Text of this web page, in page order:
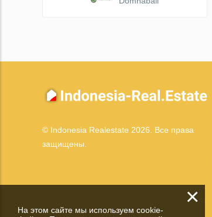
© Indonesia Realestate 2026. Все права
защищены.
×
На этом сайте мы используем cookie-